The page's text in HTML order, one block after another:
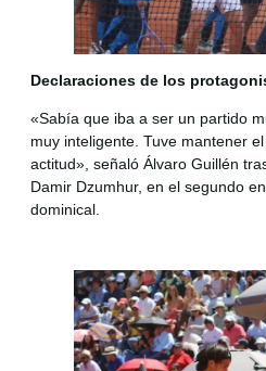
Declaraciones de los
«Sabía que iba a ser un partido
muy inteligente. Tuve mantener
actitud», señaló Álvaro Guillén
Damir Dzumhur, en el segundo
dominical.